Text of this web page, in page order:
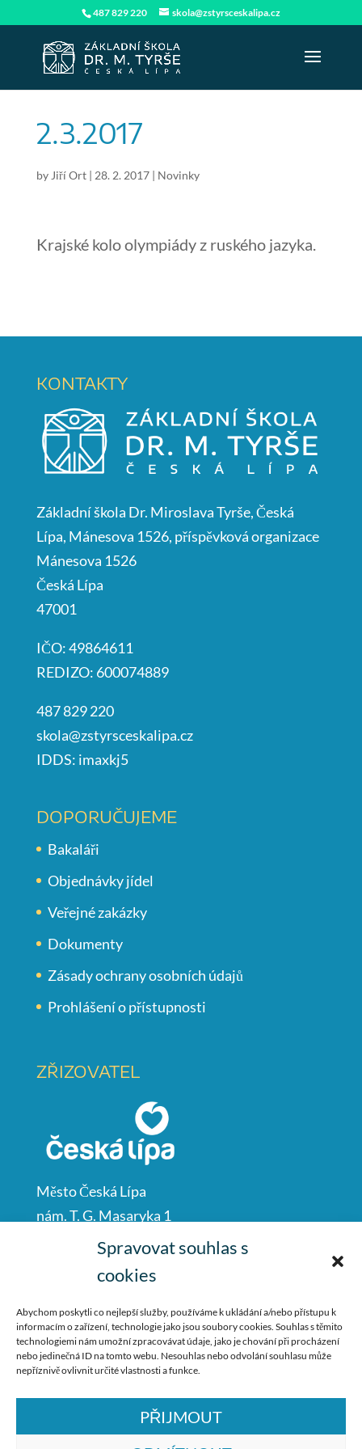
Spravovat souhlas s
cookies
Abychom poskytli co nejlepší služby, používáme k ukládání a/nebo přístupu k
informacím o zařízení, technologie jako jsou soubory cookies. Souhlas s těmito
technologiemi nám umožní zpracovávat údaje, jako je chování při procházení
nebo jedinečná ID na tomto webu. Nesouhlas nebo odvolání souhlasu může
nepříznivě ovlivnit určité vlastnosti a funkce.
PŘIJMOUT
487 829 220 skola@zstyrsceskalipa.cz
2.3.2017
by Jiří Ort| 28. 2. 2017| Novinky
Krajské kolo olympiády z ruského jazyka.
KONTAKTY
Základní škola Dr. Miroslava Tyrše, Česká
Lípa, Mánesova 1526, příspěvková organizace
Mánesova 1526
Česká Lípa
47001
IČO: 49864611
REDIZO: 600074889
487 829 220
skola@zstyrsceskalipa.cz
IDDS: imaxkj5
DOPORUČUJEME
Bakaláři
Objednávky jídel
Veřejné zakázky
Dokumenty
Zásady ochrany osobních údajů
Prohlášení o přístupnosti
ZŘIZOVATEL
Město Česká Lípa
nám. T. G. Masaryka 1
Česká Lípa
487 881 111
podatelna@mucl.cz